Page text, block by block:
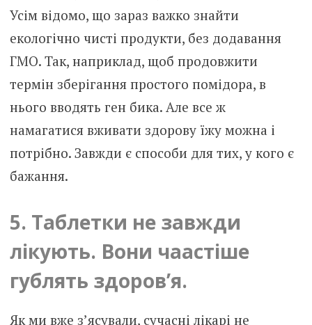
Усім відомо, що зараз важко знайти
екологічно чисті продукти, без додавання
ГМО. Так, наприклад, щоб продовжити
термін зберігання простого помідора, в
нього вводять ген бика. Але все ж
намагатися вживати здорову їжу можна і
потрібно. Завжди є способи для тих, у кого є
бажання.
5. Таблетки не завжди
лікують. Вони чаастіше
гублять здоров’я.
Як ми вже з’ясували, сучасні лікарі не